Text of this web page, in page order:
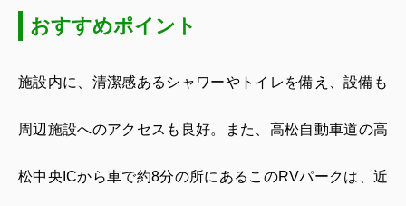
おすすめポイント
施設内に、清潔感あるシャワーやトイレを備え、設備も
周辺施設へのアクセスも良好。また、高松自動車道の高
松中央 ICから車で約8分の所にあるこのRVパークは、近